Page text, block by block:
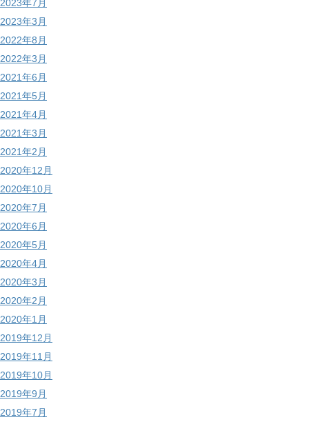
2023年7月
2023年3月
2022年8月
2022年3月
2021年6月
2021年5月
2021年4月
2021年3月
2021年2月
2020年12月
2020年10月
2020年7月
2020年6月
2020年5月
2020年4月
2020年3月
2020年2月
2020年1月
2019年12月
2019年11月
2019年10月
2019年9月
2019年7月